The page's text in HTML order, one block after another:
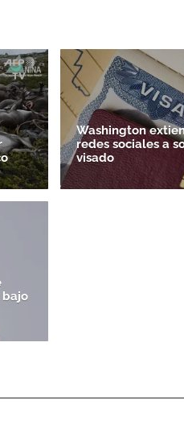
Washington
redes sociales a
visado
bajo